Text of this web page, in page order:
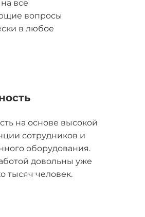
все
вопросы
в любое
на основе высокой
сотрудников и
оборудования.
довольны уже
тысяч человек.